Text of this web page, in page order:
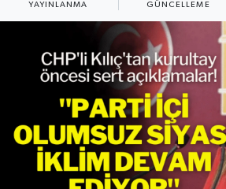
YAYINLANMA GÜNCELLEME
Röportajlar